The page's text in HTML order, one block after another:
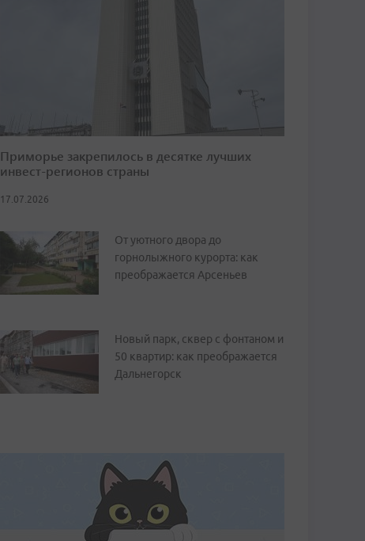
Приморье закрепилось в десятке лучших
инвест-регионов страны
17.07.2026
От уютного двора до
горнолыжного курорта: как
преображается Арсеньев
Новый парк, сквер с фонтаном и
50 квартир: как преображается
Дальнегорск